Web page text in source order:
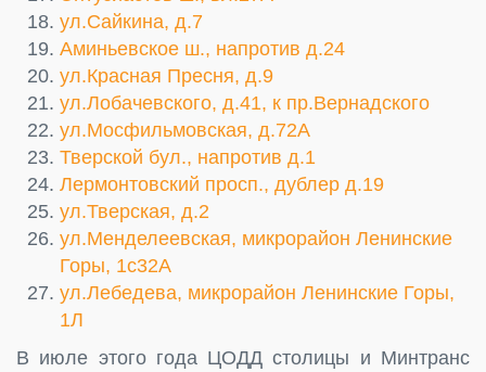
ул.Сайкина, д.7
Аминьевское ш., напротив д.24
ул.Красная Пресня, д.9
ул.Лобачевского, д.41, к пр.Вернадского
ул.Мосфильмовская, д.72А
Тверской бул., напротив д.1
Лермонтовский просп., дублер д.19
ул.Тверская, д.2
ул.Менделеевская, микрорайон Ленинские
Горы, 1с32А
ул.Лебедева, микрорайон Ленинские Горы,
1Л
В июле этого года ЦОДД столицы и Минтранс